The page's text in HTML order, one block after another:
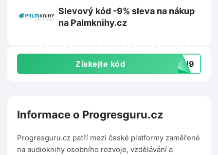
Slevový kód -9% sleva na nákup
na Palmknihy.cz
Získejte kód L3I9
Informace o Progresguru.cz
Progresguru.cz patří mezi české platformy zaměřené
na audioknihy osobního rozvoje, vzdělávání a